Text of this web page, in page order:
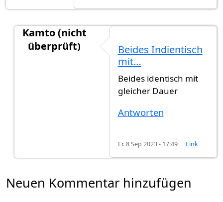
Kamto (nicht
überprüft)
Frage aus BerlinvonAlfathi (nicht
Beides Indientisch
mit…
Beides identisch mit
gleicher Dauer
Antworten
Fr. 8 Sep 2023 - 17:49 Link
Neuen Kommentar hinzufügen